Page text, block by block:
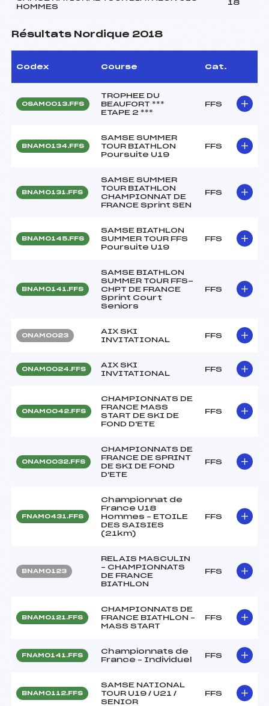
HOMMES
18
Résultats Nordique 2018
Codex Course Cat.
OSAM0013.FFS
TROPHEE DU
BEAUFORT ***
ETAPE 2 ***
FFS
BNAM0134.FFS
SAMSE SUMMER
TOUR BIATHLON
Poursuite U19
FFS
BNAM0131.FFS
SAMSE SUMMER
TOUR BIATHLON
CHAMPIONNAT DE
FRANCE Sprint SEN
FFS
BNAM0145.FFS
SAMSE BIATHLON
SUMMER TOUR FFS
Poursuite U19
FFS
BNAM0141.FFS
SAMSE BIATHLON
SUMMER TOUR FFS-
CHPT DE FRANCE
Sprint Court
Seniors
FFS
ONAM0023
AIX SKI
INVITATIONAL
FFS
ONAM0024.FFS
AIX SKI
INVITATIONAL
FFS
ONAM0042.FFS
CHAMPIONNATS DE
FRANCE MASS
START DE SKI DE
FOND D'ETE
FFS
ONAM0032.FFS
CHAMPIONNATS DE
FRANCE DE SPRINT
DE SKI DE FOND
D'ETE
FFS
FNAM0431.FFS
Championnat de
France U18
Hommes – ETOILE
DES SAISIES
(21km)
FFS
BNAM0123
RELAIS MASCULIN
– CHAMPIONNATS
DE FRANCE
BIATHLON
FFS
BNAM0121.FFS
CHAMPIONNATS DE
FRANCE BIATHLON –
MASS START
FFS
FNAM0141.FFS
Championnats de
France – Individuel
FFS
BNAM0112.FFS
SAMSE NATIONAL
TOUR U19 / U21 /
SENIOR
FFS